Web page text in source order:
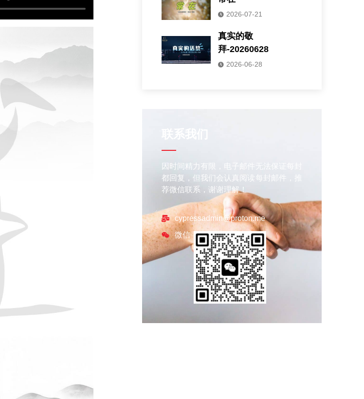
2026-07-21
真实的敬
拜-20260628
2026-06-28
因时间精力有限，电子邮件无法保证每封
都回复，但我们会认真阅读每封邮件，推
荐微信联系，谢谢理解！
cypressadmin@proton.me
微信